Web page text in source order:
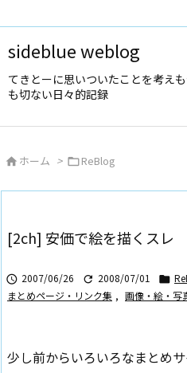
sideblue weblog
てきとーに思いついたことを考え
も切ない日々的記録
 ホーム > ReBlog
[2ch] 安価で絵を描くスレ
 2007/06/26  2008/07/01 
まとめページ・リンク集 , 画像・絵・写
少し前からいろいろなまとめ